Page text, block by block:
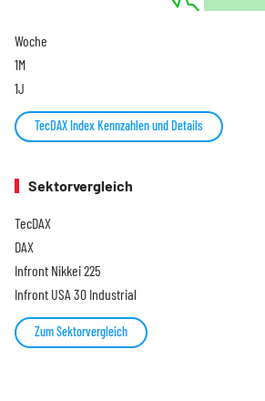
Woche
1M
1J
TecDAX Index Kennzahlen und Details
Sektorvergleich
TecDAX
DAX
Infront Nikkei 225
Infront USA 30 Industrial
Zum Sektorvergleich